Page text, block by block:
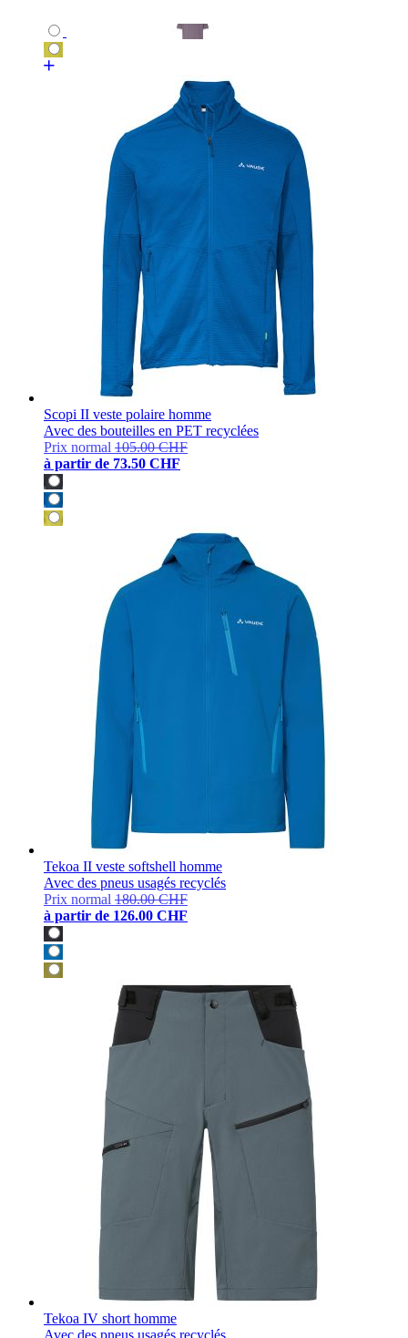
Scopi II veste polaire homme
Avec des bouteilles en PET recyclées
Prix normal 105.00 CHF
à partir de 73.50 CHF
Tekoa II veste softshell homme
Avec des pneus usagés recyclés
Prix normal 180.00 CHF
à partir de 126.00 CHF
Tekoa IV short homme
Avec des pneus usagés recyclés